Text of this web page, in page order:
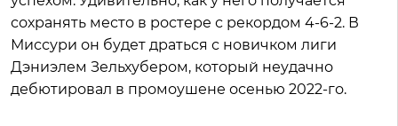
сохранять место в ростере с рекордом 4-6-2. В
Миссури он будет драться с новичком лиги
Дэниэлем Зельхубером, который неудачно
дебютировал в промоушене осенью 2022-го.